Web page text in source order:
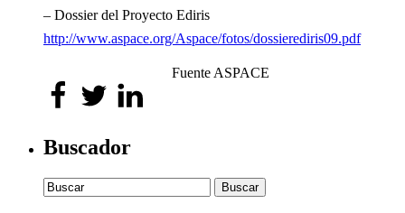
– Dossier del Proyecto Ediris
http://www.aspace.org/Aspace/fotos/dossierediris09.pdf
Fuente ASPACE
Buscador
Buscar: